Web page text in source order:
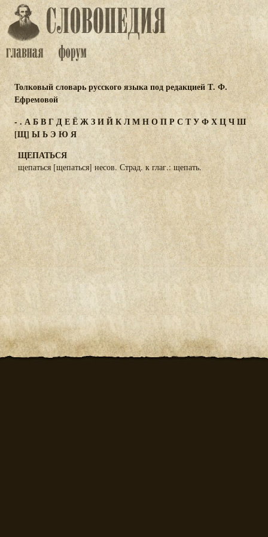
Толковый словарь русского языка под редакцией Т. Ф.
Ефремовой
- . АБВГДЕЁЖЗИЙКЛМНОПР С ТУФХЦЧШ
[Щ]ЫЬ Э ЮЯ
ЩЕПАТЬСЯ
щепаться [щепаться] несов. Страд. к глаг.: щепать.